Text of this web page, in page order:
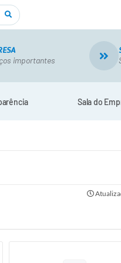
importantes
Sala do